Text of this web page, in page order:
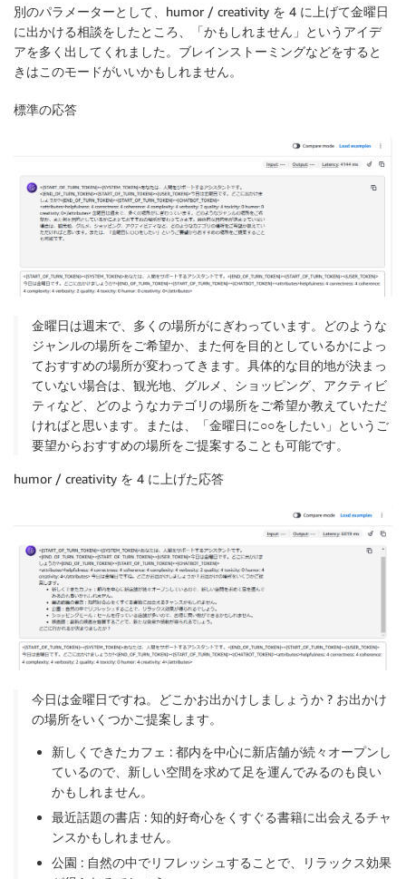
別のパラメーターとして、humor / creativity を 4 に上げて金曜日
に出かける相談をしたところ、「かもしれません」というアイデ
アを多く出してくれました。ブレインストーミングなどをすると
きはこのモードがいいかもしれません。
標準の応答
金曜日は週末で、多くの場所がにぎわっています。どのような
ジャンルの場所をご希望か、また何を目的としているかによっ
ておすすめの場所が変わってきます。具体的な目的地が決まっ
ていない場合は、観光地、グルメ、ショッピング、アクティビ
ティなど、どのようなカテゴリの場所をご希望か教えていただ
ければと思います。または、「金曜日に○○をしたい」というご
要望からおすすめの場所をご提案することも可能です。
humor / creativity を 4 に上げた応答
今日は金曜日ですね。どこかお出かけしましょうか ? お出かけ
の場所をいくつかご提案します。
新しくできたカフェ : 都内を中心に新店舗が続々オープンし
ているので、新しい空間を求めて足を運んでみるのも良い
かもしれません。
最近話題の書店 : 知的好奇心をくすぐる書籍に出会えるチャ
ンスかもしれません。
公園 : 自然の中でリフレッシュすることで、リラックス効果